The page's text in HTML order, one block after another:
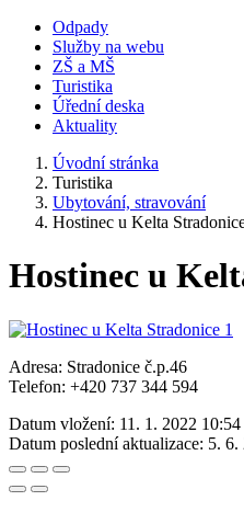
Odpady
Služby na webu
ZŠ a MŠ
Turistika
Úřední deska
Aktuality
Úvodní stránka
Turistika
Ubytování, stravování
Hostinec u Kelta
Hostinec u
Adresa: Stradonice č.p.46
Telefon: +420 737 344 594
Datum vložení: 11. 1. 2022 10:54
Datum poslední aktualizace: 5. 6.